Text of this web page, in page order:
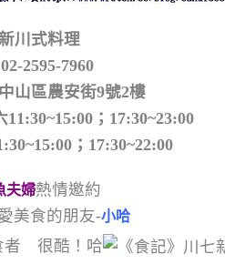
川式料理
2595-7960
山區農安街9號2樓
；17:30~23:00
；17:30~22:00
夫婦熱情邀約
美食的朋友-小哈
者 很酷！哈